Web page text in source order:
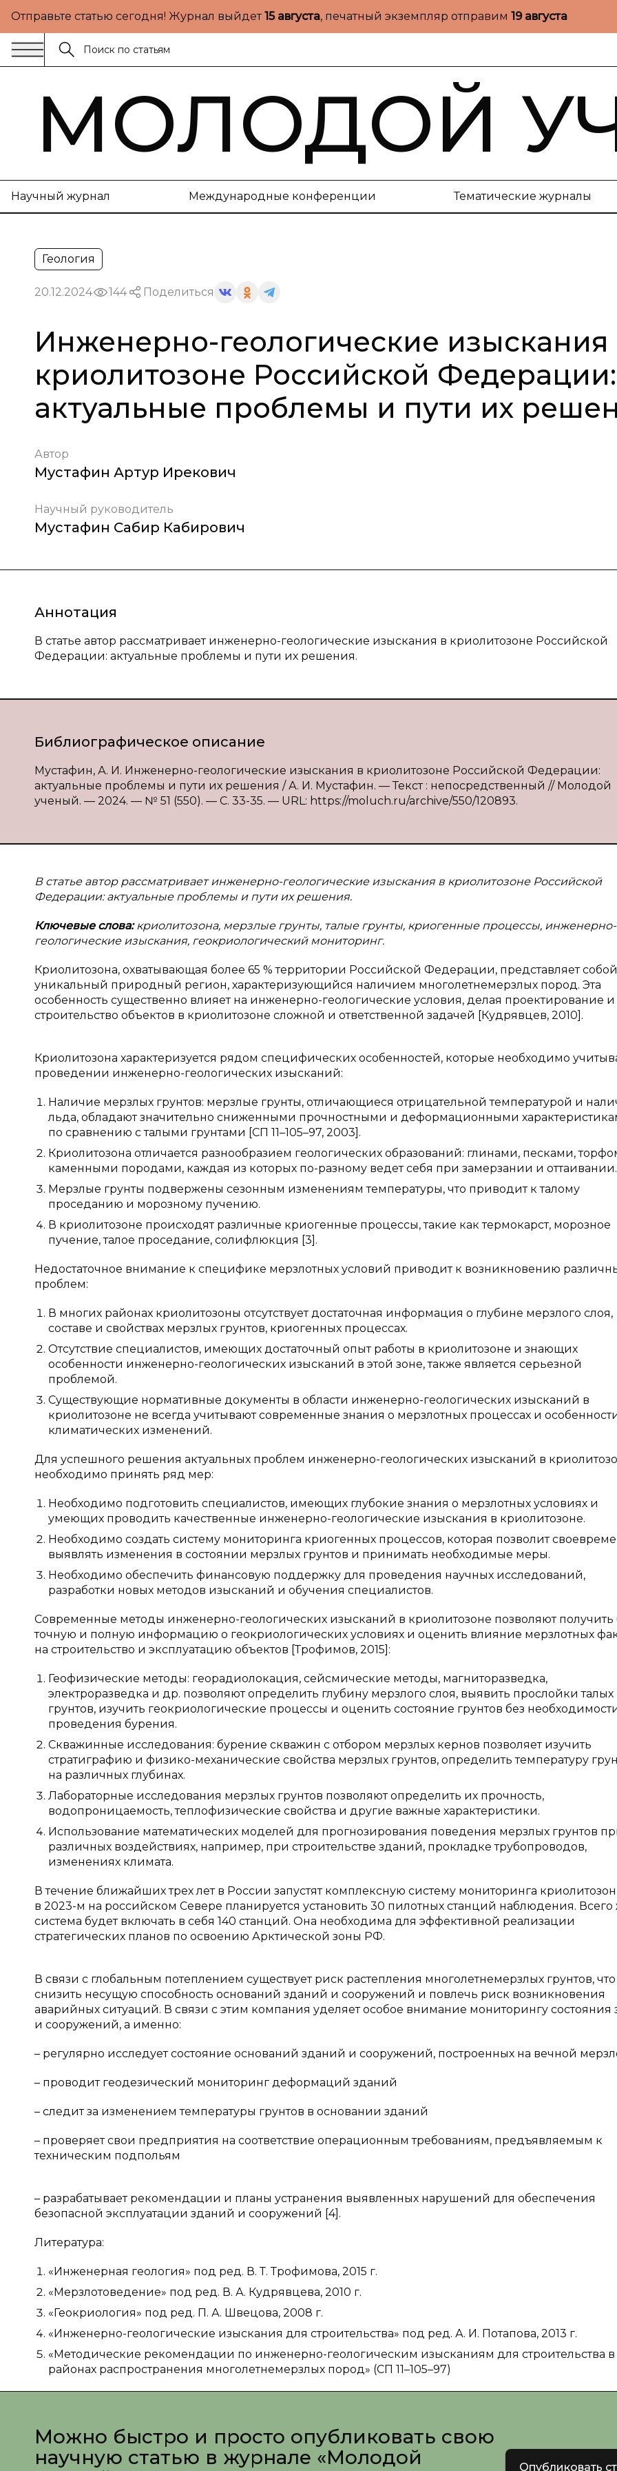
Отправьте статью сегодня! Журнал выйдет15 августа, печатный экземпляр отправим 19 августа
МОЛОДОЙ
Научный журнал Международные конференции Тематические журналы
Геология
20.12.2024 144 Поделиться
Инженерно-геологические изыскания
криолитозоне Российской Федерации:
актуальные проблемы и пути их
Автор
Мустафин Артур Ирекович
Научный руководитель
Мустафин Сабир Кабирович
Аннотация
В статье автор рассматривает инженерно-геологические изыскания в криолитозоне Российской
Федерации: актуальные проблемы и пути их решения.
Библиографическое описание
Мустафин, А. И. Инженерно-геологические изыскания в криолитозоне Российской Федерации:
актуальные проблемы и пути их решения / А. И. Мустафин. — Текст : непосредственный // Молодой
ученый. — 2024. — № 51 (550). — С. 33-35. — URL: https://moluch.ru/archive/550/120893.
В статье автор рассматривает инженерно-геологические изыскания в криолитозоне Российской
Федерации: актуальные проблемы и пути их решения.
Ключевые слова:криолитозона, мерзлые грунты, талые грунты, криогенные процессы, инженерно-
геологические изыскания, геокриологический мониторинг.
Криолитозона, охватывающая более 65 % территории Российской Федерации, представляет собой
уникальный природный регион, характеризующийся наличием многолетнемерзлых пород. Эта
особенность существенно влияет на инженерно-геологические условия, делая проектирование и
строительство объектов в криолитозоне сложной и ответственной задачей [Кудрявцев, 2010].
Криолитозона характеризуется рядом специфических особенностей, которые необходимо
проведении инженерно-геологических изысканий:
Наличие мерзлых грунтов: мерзлые грунты, отличающиеся отрицательной температурой и
льда, обладают значительно сниженными прочностными и деформационными
по сравнению с талыми грунтами [СП 11–105–97, 2003].
Криолитозона отличается разнообразием геологических образований: глинами, песками,
каменными породами, каждая из которых по-разному ведет себя при замерзании и оттаивании.
Мерзлые грунты подвержены сезонным изменениям температуры, что приводит к талому
проседанию и морозному пучению.
В криолитозоне происходят различные криогенные процессы, такие как термокарст, морозное
пучение, талое проседание, солифлюкция [3].
Недостаточное внимание к специфике мерзлотных условий приводит к возникновению
проблем:
В многих районах криолитозоны отсутствует достаточная информация о глубине мерзлого слоя,
составе и свойствах мерзлых грунтов, криогенных процессах.
Отсутствие специалистов, имеющих достаточный опыт работы в криолитозоне и знающих
особенности инженерно-геологических изысканий в этой зоне, также является серьезной
проблемой.
Существующие нормативные документы в области инженерно-геологических изысканий в
криолитозоне не всегда учитывают современные знания о мерзлотных процессах и
климатических изменений.
Для успешного решения актуальных проблем инженерно-геологических изысканий в
необходимо принять ряд мер:
Необходимо подготовить специалистов, имеющих глубокие знания о мерзлотных условиях и
умеющих проводить качественные инженерно-геологические изыскания в криолитозоне.
Необходимо создать систему мониторинга криогенных процессов, которая позволит
выявлять изменения в состоянии мерзлых грунтов и принимать необходимые меры.
Необходимо обеспечить финансовую поддержку для проведения научных исследований,
разработки новых методов изысканий и обучения специалистов.
Современные методы инженерно-геологических изысканий в криолитозоне позволяют получить
точную и полную информацию о геокриологических условиях и оценить влияние мерзлотных
на строительство и эксплуатацию объектов [Трофимов, 2015]:
Геофизические методы: георадиолокация, сейсмические методы, магниторазведка,
электроразведка и др. позволяют определить глубину мерзлого слоя, выявить прослойки талых
грунтов, изучить геокриологические процессы и оценить состояние грунтов без
проведения бурения.
Скважинные исследования: бурение скважин с отбором мерзлых кернов позволяет изучить
стратиграфию и физико-механические свойства мерзлых грунтов, определить температуру
на различных глубинах.
Лабораторные исследования мерзлых грунтов позволяют определить их прочность,
водопроницаемость, теплофизические свойства и другие важные характеристики.
Использование математических моделей для прогнозирования поведения мерзлых грунтов
различных воздействиях, например, при строительстве зданий, прокладке трубопроводов,
изменениях климата.
В течение ближайших трех лет в России запустят комплексную систему мониторинга
в 2023-м на российском Севере планируется установить 30 пилотных станций наблюдения. Всего
система будет включать в себя 140 станций. Она необходима для эффективной реализации
стратегических планов по освоению Арктической зоны РФ.
В связи с глобальным потеплением существует риск растепления многолетнемерзлых грунтов,
снизить несущую способность оснований зданий и сооружений и повлечь риск возникновения
аварийных ситуаций. В связи с этим компания уделяет особое внимание мониторингу состояния
и сооружений, а именно:
– регулярно исследует состояние оснований зданий и сооружений, построенных на вечной
– проводит геодезический мониторинг деформаций зданий
– следит за изменением температуры грунтов в основании зданий
– проверяет свои предприятия на соответствие операционным требованиям, предъявляемым к
техническим подпольям
– разрабатывает рекомендации и планы устранения выявленных нарушений для обеспечения
безопасной эксплуатации зданий и сооружений [4].
Литература:
«Инженерная геология» под ред. В. Т. Трофимова, 2015 г.
«Мерзлотоведение» под ред. В. А. Кудрявцева, 2010 г.
«Геокриология» под ред. П. А. Швецова, 2008 г.
«Инженерно-геологические изыскания для строительства» под ред. А. И. Потапова, 2013 г.
«Методические рекомендации по инженерно-геологическим изысканиям для строительства в
районах распространения многолетнемерзлых пород» (СП 11–105–97)
Можно быстро и просто опубликовать свою
научную статью в журнале «Молодой
Опубликовать